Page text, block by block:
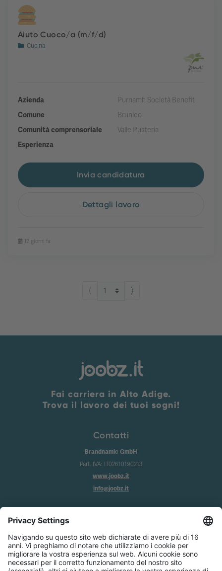
Aiuto Cuoco/a (m/f/d)
Cucina
Azienda
Purnamh Società Benefit
Comune
Brunico
Comunità comprensoriale
Valle Pusteria
Esperienza
Invia candidatura
Dettagli lavoro
12 giorni fa
⟨ ⟩
Fai carriera in Alto Adige.
Trova il lavoro dei tuoi sogni!
Contatti
Brandnamic GmbH
Part. IVA: IT02610190213
www.joobz.it
info@joobz.it
Privacy
Condizioni generali
Impostazione dei cookie